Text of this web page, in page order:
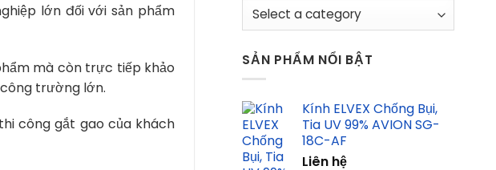
lớn đối với sản phẩm
mà còn trực tiếp khảo
trường lớn.
công gắt gao của khách
SẢN PHẨM NỔI BẬT
Kính ELVEX Chống Bụi,
Tia UV 99% AVION SG-
18C-AF
Liên hệ